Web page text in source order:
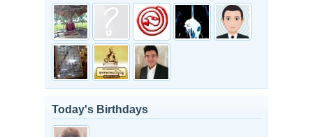
Today's Birthdays